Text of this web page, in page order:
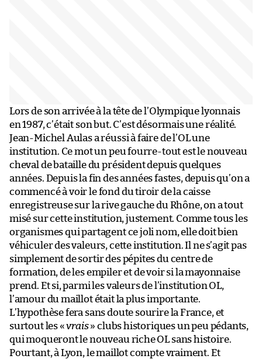
Lors de son arrivée à la tête de l’Olympique lyonnais
en 1987, c’était son but. C’est désormais une réalité.
Jean-Michel Aulas a réussi à faire de l’OL une
institution. Ce mot un peu fourre-tout est le nouveau
cheval de bataille du président depuis quelques
années. Depuis la fin des années fastes, depuis qu’on a
commencé à voir le fond du tiroir de la caisse
enregistreuse sur la rive gauche du Rhône, on a tout
misé sur cette institution, justement. Comme tous les
organismes qui partagent ce joli nom, elle doit bien
véhiculer des valeurs, cette institution. Il ne s’agit pas
simplement de sortir des pépites du centre de
formation, de les empiler et de voir si la mayonnaise
prend. Et si, parmi les valeurs de l’institution OL,
l’amour du maillot était la plus importante.
L’hypothèse fera sans doute sourire la France, et
surtout les «vrais» clubs historiques un peu pédants,
qui moqueront le nouveau riche OL sans histoire.
Pourtant, à Lyon, le maillot compte vraiment. Et